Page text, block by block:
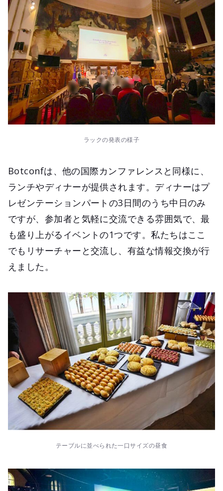
ラックの発表の様子
Botconfは、他の国際カンファレンスと同様に、
ランチやディナーが提供されます。ディナーはプ
レゼンテーションパートの3日間のうち中日のみ
ですが、参加者と気軽に交流できる雰囲気で、最
も盛り上がるイベントの1つです。私たちはここ
でもリサーチャーと交流し、有益な情報交換が行
えました。
テーブルに並べられた一口サイズの昼食